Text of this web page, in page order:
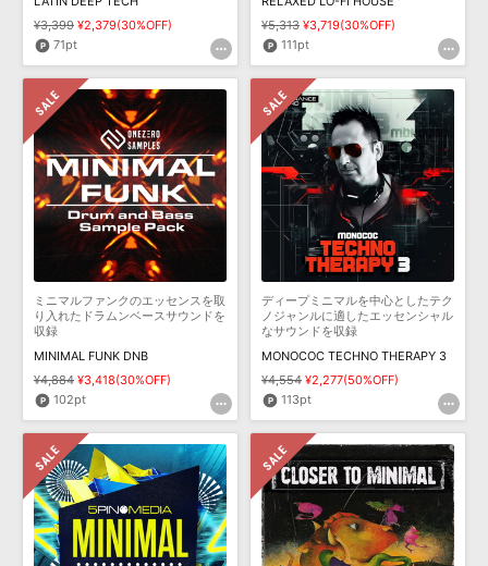
¥3,399 ¥2,379(30%OFF)
71pt
¥5,313 ¥3,719(30%OFF)
111pt
ミニマルファンクのエッセンスを取
り入れたドラムンベースサウンドを
収録
MINIMAL FUNK DNB
¥4,884 ¥3,418(30%OFF)
102pt
ディープミニマルを中心としたテク
ノジャンルに適したエッセンシャル
なサウンドを収録
MONOCOC TECHNO THERAPY 3
¥4,554 ¥2,277(50%OFF)
113pt